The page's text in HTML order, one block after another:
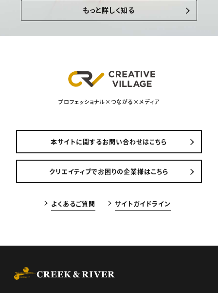
もっと詳しく知る
プロフェッショナル×つながる×メディア
本サイトに関するお問い合わせはこちら
クリエイティブでお困りの企業様はこちら
よくあるご質問 サイトガイドライン